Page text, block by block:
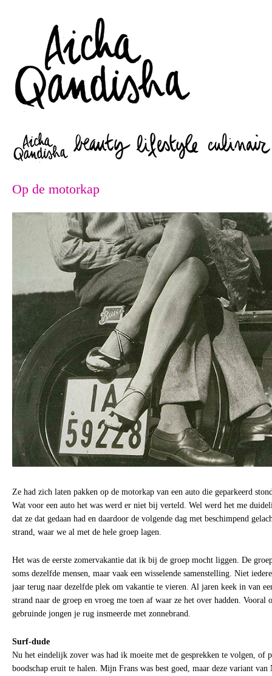
Op de motorkap
Ze had zich laten pakken op de motorkap van een auto die geparkeerd
Wat voor een auto het was werd er niet bij verteld. Wel werd het me
dat ze dat gedaan had en daardoor de volgende dag met beschimpend
strand, waar we al met de hele groep lagen.
Het was de eerste zomervakantie dat ik bij de groep mocht liggen. De
soms dezelfde mensen, maar vaak een wisselende samenstelling. Niet
jaar terug naar dezelfde plek om vakantie te vieren. Al jaren keek in van
strand naar de groep en vroeg me toen af waar ze het over hadden. Vooral
gebruinde jongen je rug insmeerde met zonnebrand.
Surf-dude
Nu het eindelijk zover was had ik moeite met de gesprekken te volgen, of
boodschap eruit te halen. Mijn Frans was best goed, maar deze variant